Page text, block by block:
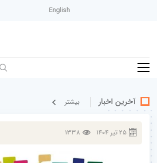
English
آخرین اخبار بيشتر
25تير 1404
1338